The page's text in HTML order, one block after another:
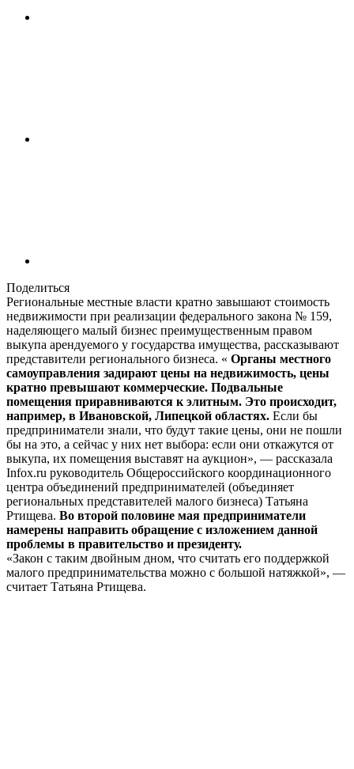
Поделиться
Региональные местные власти кратно завышают стоимость
недвижимости при реализации федерального закона № 159,
наделяющего малый бизнес преимущественным правом
выкупа арендуемого у государства имущества, рассказывают
представители регионального бизнеса. « Органы местного
самоуправления задирают цены на недвижимость, цены
кратно превышают коммерческие. Подвальные
помещения приравниваются к элитным. Это происходит,
например, в Ивановской, Липецкой областях. Если бы
предприниматели знали, что будут такие цены, они не пошли
бы на это, а сейчас у них нет выбора: если они откажутся от
выкупа, их помещения выставят на аукцион», — рассказала
Infox.ru руководитель Общероссийского координационного
центра объединений предпринимателей (объединяет
региональных представителей малого бизнеса) Татьяна
Ртищева. Во второй половине мая предприниматели
намерены направить обращение с изложением данной
проблемы в правительство и президенту.
«Закон с таким двойным дном, что считать его поддержкой
малого предпринимательства можно с большой натяжкой», —
считает Татьяна Ртищева.